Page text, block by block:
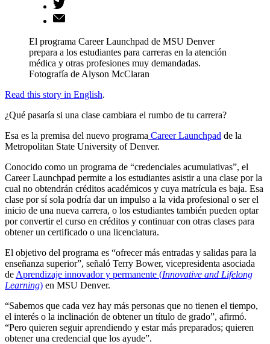
El programa Career Launchpad de MSU Denver
prepara a los estudiantes para carreras en la atención
médica y otras profesiones muy demandadas.
Fotografía de Alyson McClaran
Read this story in English.
¿Qué pasaría si una clase cambiara el rumbo de tu carrera?
Esa es la premisa del nuevo programa Career Launchpad de la
Metropolitan State University of Denver.
Conocido como un programa de “credenciales acumulativas”, el
Career Launchpad permite a los estudiantes asistir a una clase por la
cual no obtendrán créditos académicos y cuya matrícula es baja. Esa
clase por sí sola podría dar un impulso a la vida profesional o ser el
inicio de una nueva carrera, o los estudiantes también pueden optar
por convertir el curso en créditos y continuar con otras clases para
obtener un certificado o una licenciatura.
El objetivo del programa es “ofrecer más entradas y salidas para la
enseñanza superior”, señaló Terry Bower, vicepresidenta asociada
de Aprendizaje innovador y permanente (Innovative and Lifelong
Learning) en MSU Denver.
“Sabemos que cada vez hay más personas que no tienen el tiempo,
el interés o la inclinación de obtener un título de grado”, afirmó.
“Pero quieren seguir aprendiendo y estar más preparados; quieren
obtener una credencial que los ayude”.